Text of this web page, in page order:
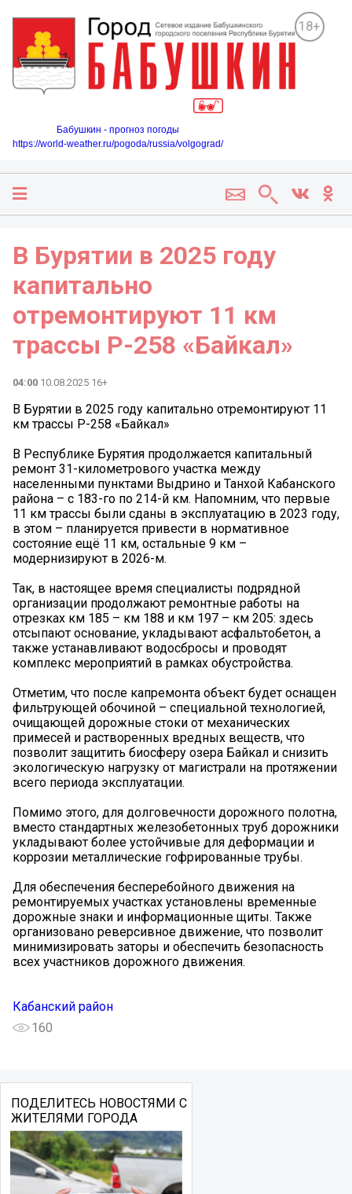
18+
Бабушкин - прогноз погоды
https://world-weather.ru/pogoda/russia/volgograd/
В Бурятии в 2025 году
капитально
отремонтируют 11 км
трассы Р-258 «Байкал»
04:00 10.08.2025 16+
В Бурятии в 2025 году капитально отремонтируют 11
км трассы Р-258 «Байкал»
В Республике Бурятия продолжается капитальный
ремонт 31-километрового участка между
населенными пунктами Выдрино и Танхой Кабанского
района – с 183-го по 214-й км. Напомним, что первые
11 км трассы были сданы в эксплуатацию в 2023 году,
в этом – планируется привести в нормативное
состояние ещё 11 км, остальные 9 км –
модернизируют в 2026-м.
Так, в настоящее время специалисты подрядной
организации продолжают ремонтные работы на
отрезках км 185 – км 188 и км 197 – км 205: здесь
отсыпают основание, укладывают асфальтобетон, а
также устанавливают водосбросы и проводят
комплекс мероприятий в рамках обустройства.
Отметим, что после капремонта объект будет оснащен
фильтрующей обочиной – специальной технологией,
очищающей дорожные стоки от механических
примесей и растворенных вредных веществ, что
позволит защитить биосферу озера Байкал и снизить
экологическую нагрузку от магистрали на протяжении
всего периода эксплуатации.
Помимо этого, для долговечности дорожного полотна,
вместо стандартных железобетонных труб дорожники
укладывают более устойчивые для деформации и
коррозии металлические гофрированные трубы.
Для обеспечения бесперебойного движения на
ремонтируемых участках установлены временные
дорожные знаки и информационные щиты. Также
организовано реверсивное движение, что позволит
минимизировать заторы и обеспечить безопасность
всех участников дорожного движения.
Кабанский район
160
ПОДЕЛИТЕСЬ НОВОСТЯМИ С
ЖИТЕЛЯМИ ГОРОДА